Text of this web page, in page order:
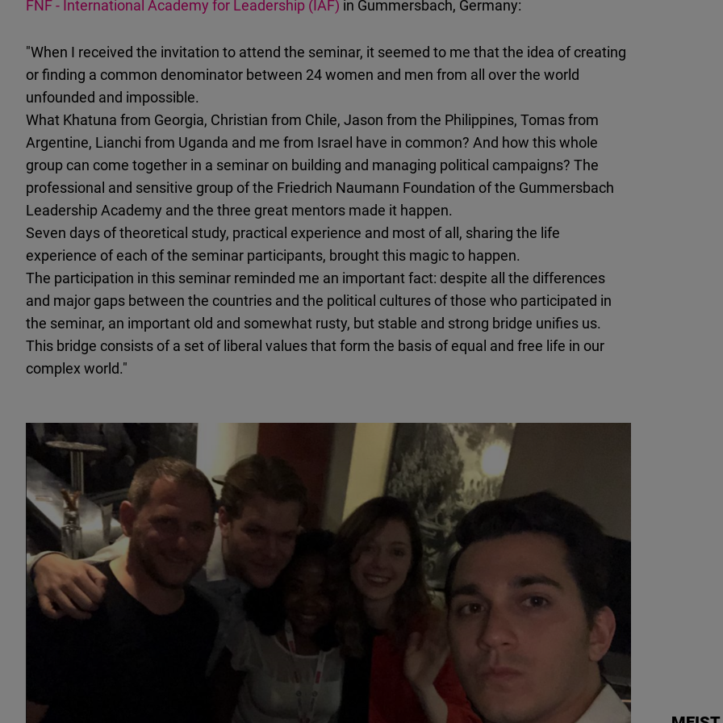
FNF - International Academy for Leadership (IAF) in Gummersbach, Germany:
"When I received the invitation to attend the seminar, it seemed to me that the idea of ​​creating
or finding a common denominator between 24 women and men from all over the world
unfounded and impossible.
What Khatuna from Georgia, Christian from Chile, Jason from the Philippines, Tomas from
Argentine, Lianchi from Uganda and me from Israel have in common? And how this whole
group can come together in a seminar on building and managing political campaigns? The
professional and sensitive group of the Friedrich Naumann Foundation of the Gummersbach
Leadership Academy and the three great mentors made it happen.
Seven days of theoretical study, practical experience and most of all, sharing the life
experience of each of the seminar participants, brought this magic to happen.
The participation in this seminar reminded me an important fact: despite all the differences
and major gaps between the countries and the political cultures of those who participated in
the seminar, an important old and somewhat rusty, but stable and strong bridge unifies us.
This bridge consists of a set of liberal values ​​that form the basis of equal and free life in our
complex world."
Podigee
Embed
Typeform
Embed